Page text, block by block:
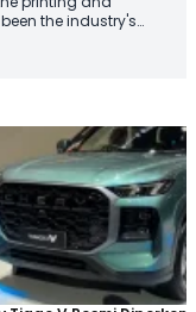
the industry's
it to make a type
centuries, but also
essentially
with the release of
passages, and more
like Aldus PageMaker